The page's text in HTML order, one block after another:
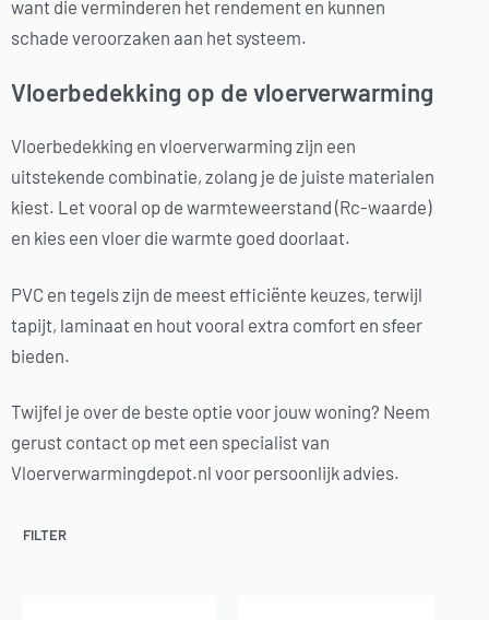
want die verminderen het rendement en kunnen
schade veroorzaken aan het systeem.
Vloerbedekking op de vloerverwarming
Vloerbedekking en vloerverwarming zijn een
uitstekende combinatie, zolang je de juiste materialen
kiest. Let vooral op de warmteweerstand (Rc-waarde)
en kies een vloer die warmte goed doorlaat.
PVC en tegels zijn de meest efficiënte keuzes, terwijl
tapijt, laminaat en hout vooral extra comfort en sfeer
bieden.
Twijfel je over de beste optie voor jouw woning? Neem
gerust contact op met een specialist van
Vloerverwarmingdepot.nl voor persoonlijk advies.
FILTER